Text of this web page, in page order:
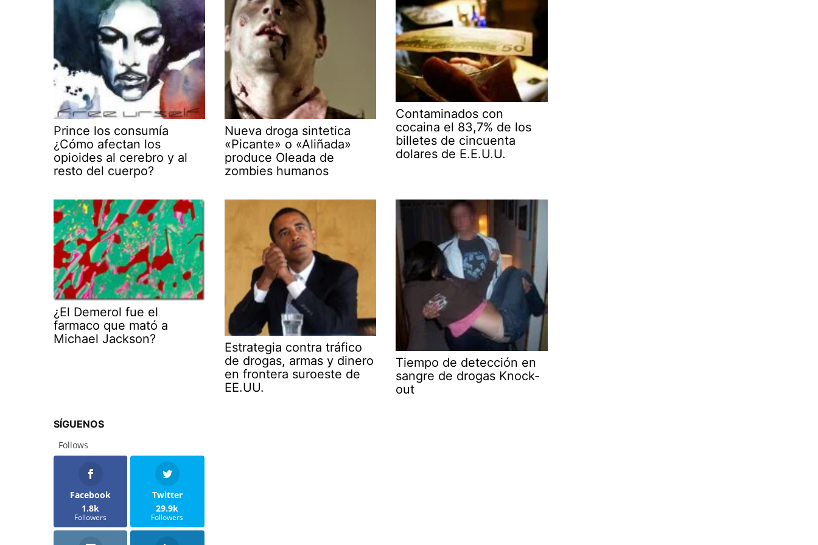
Prince los consumía
¿Cómo afectan los
opioides al cerebro y al
resto del cuerpo?
Nueva droga sintetica
«Picante» o «Aliñada»
produce Oleada de
zombies humanos
Contaminados con
cocaina el 83,7% de los
billetes de cincuenta
dolares de E.E.U.U.
¿El Demerol fue el
farmaco que mató a
Michael Jackson?
Estrategia contra tráfico
de drogas, armas y dinero
en frontera suroeste de
EE.UU.
Tiempo de detección en
sangre de drogas Knock-
out
SÍGUENOS
Follows
Facebook
1.8k
Followers
Twitter
29.9k
Followers